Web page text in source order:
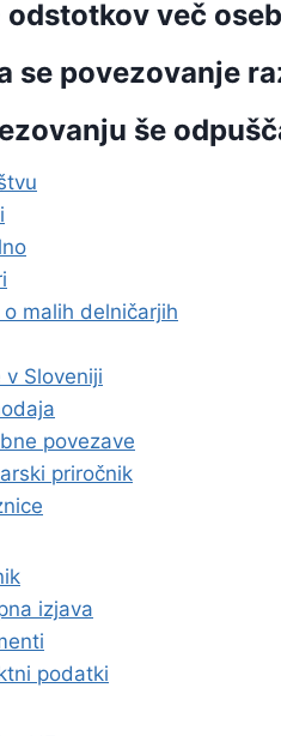
odstotkov več
se povezovanje
še
malih delničarjih
v Sloveniji
povezave
priročnik
izjava
podatki